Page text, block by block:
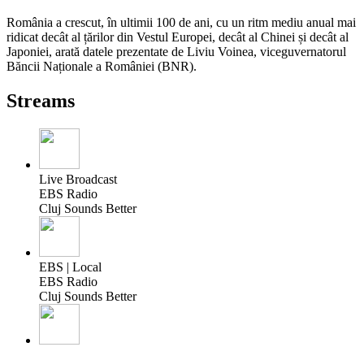
România a crescut, în ultimii 100 de ani, cu un ritm mediu anual mai
ridicat decât al țărilor din Vestul Europei, decât al Chinei și decât al
Japoniei, arată datele prezentate de Liviu Voinea, viceguvernatorul
Băncii Naționale a României (BNR).
Streams
Live Broadcast
EBS Radio
Cluj Sounds Better
EBS | Local
EBS Radio
Cluj Sounds Better